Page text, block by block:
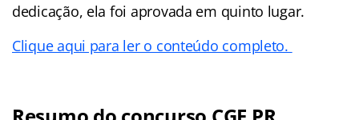
dedicação, ela foi aprovada em quinto lugar.
Clique aqui para ler o conteúdo completo.